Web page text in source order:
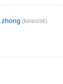
(kinesisk)